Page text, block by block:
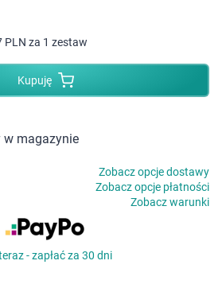
PLN za 1 zestaw
Kupuję
w magazynie
Zobacz opcje dostawy
Zobacz opcje płatności
Zobacz warunki
- zapłać za 30 dni